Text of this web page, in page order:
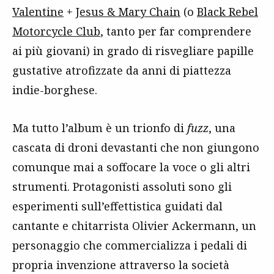
Valentine + Jesus & Mary Chain (o Black Rebel
Motorcycle Club, tanto per far comprendere
ai più giovani) in grado di risvegliare papille
gustative atrofizzate da anni di piattezza
indie-borghese.
Ma tutto l’album è un trionfo di fuzz, una
cascata di droni devastanti che non giungono
comunque mai a soffocare la voce o gli altri
strumenti. Protagonisti assoluti sono gli
esperimenti sull’effettistica guidati dal
cantante e chitarrista Olivier Ackermann, un
personaggio che commercializza i pedali di
propria invenzione attraverso la società